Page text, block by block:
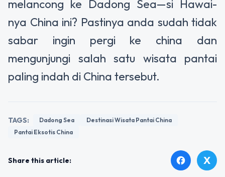
melancong ke Dadong Sea—si Hawai-
nya China ini? Pastinya anda sudah tidak
sabar ingin pergi ke china dan
mengunjungi salah satu wisata pantai
paling indah di China tersebut.
TAGS: Dadong Sea
Destinasi Wisata Pantai China
Pantai Eksotis China
Share this article: facebook X